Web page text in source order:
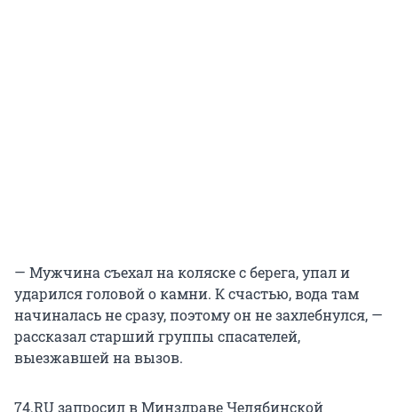
— Мужчина съехал на коляске с берега, упал и
ударился головой о камни. К счастью, вода там
начиналась не сразу, поэтому он не захлебнулся, —
рассказал старший группы спасателей,
выезжавшей на вызов.
74.RU запросил в Минздраве Челябинской